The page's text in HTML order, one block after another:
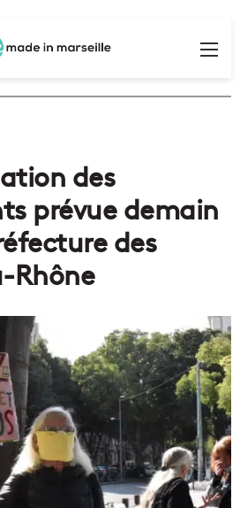
des
prévue demain
des
Rhône